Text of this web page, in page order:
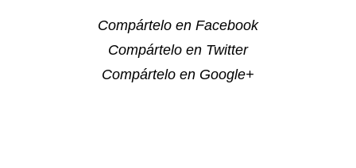
Compártelo en Facebook
Compártelo en Twitter
Compártelo en Google+